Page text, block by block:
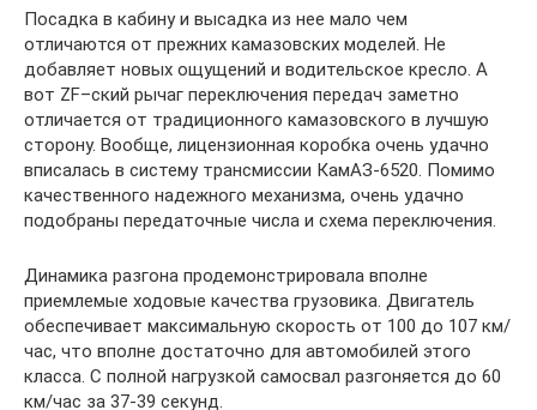
Посадка в кабину и высадка из нее мало чем
отличаются от прежних камазовских моделей. Не
добавляет новых ощущений и водительское кресло. А
вот ZF–ский рычаг переключения передач заметно
отличается от традиционного камазовского в лучшую
сторону. Вообще, лицензионная коробка очень удачно
вписалась в систему трансмиссии КамАЗ-6520. Помимо
качественного надежного механизма, очень удачно
подобраны передаточные числа и схема переключения.
Динамика разгона продемонстрировала вполне
приемлемые ходовые качества грузовика. Двигатель
обеспечивает максимальную скорость от 100 до 107 км/
час, что вполне достаточно для автомобилей этого
класса. С полной нагрузкой самосвал разгоняется до 60
км/час за 37-39 секунд.